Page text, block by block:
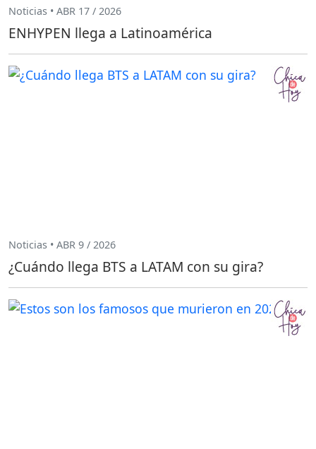
Noticias • ABR 17 / 2026
ENHYPEN llega a Latinoamérica
Noticias • ABR 9 / 2026
¿Cuándo llega BTS a LATAM con su gira?